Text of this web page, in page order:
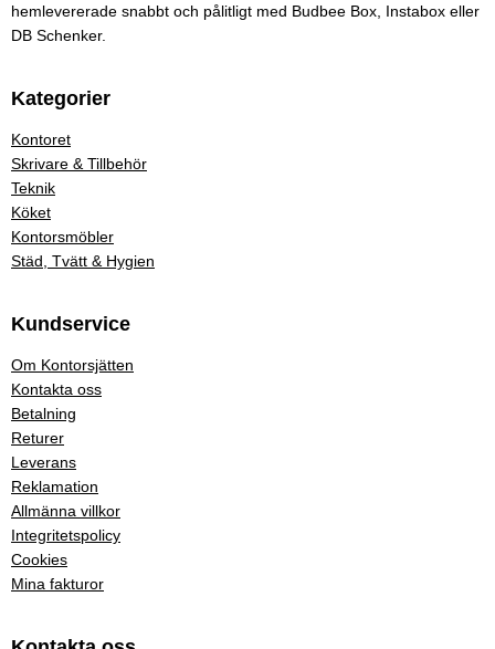
hemlevererade snabbt och pålitligt med Budbee Box, Instabox eller
DB Schenker.
Kategorier
Kontoret
Skrivare & Tillbehör
Teknik
Köket
Kontorsmöbler
Städ, Tvätt & Hygien
Kundservice
Om Kontorsjätten
Kontakta oss
Betalning
Returer
Leverans
Reklamation
Allmänna villkor
Integritetspolicy
Cookies
Mina fakturor